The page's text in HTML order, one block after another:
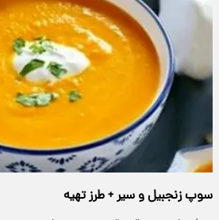
سوپ زنجبیل و سیر + طرز تهیه